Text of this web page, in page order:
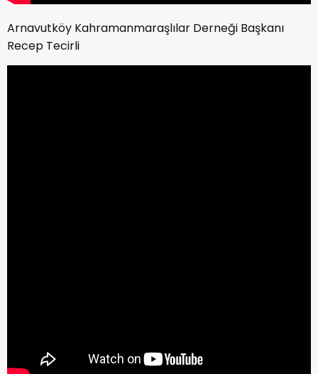
Arnavutköy Kahramanmaraşlılar Derneği Başkanı
Recep Tecirli